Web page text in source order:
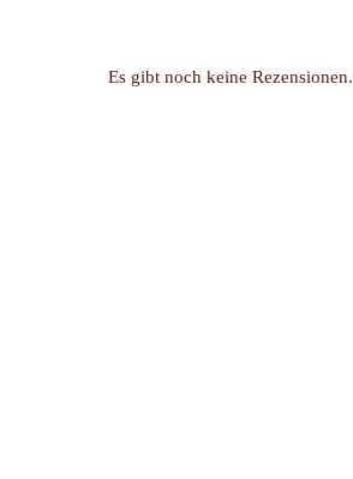
Es gibt noch keine Rezensionen.